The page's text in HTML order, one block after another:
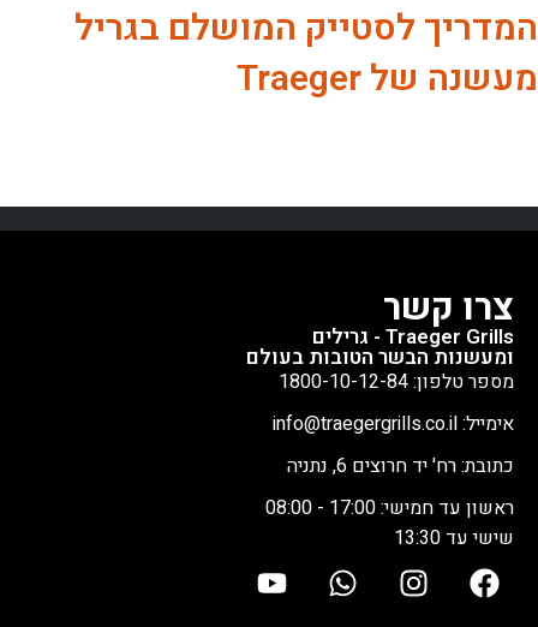
המדריך לסטייק המושלם בגריל
מעשנה של Traeger
צרו קשר
Traeger Grills - גרילים
ומעשנות הבשר הטובות בעולם
מספר טלפון: 1800-10-12-84
אימייל: info@traegergrills.co.il
כתובת: רח' יד חרוצים 6, נתניה
ראשון עד חמישי: 17:00 - 08:00
שישי עד 13:30